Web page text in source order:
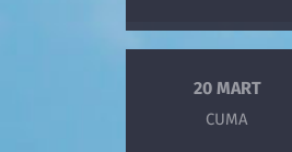
20 MART
CUMA